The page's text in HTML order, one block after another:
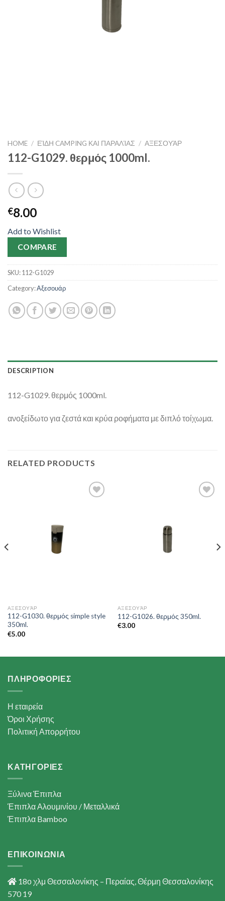
HOME / ΕΊΔΗ CAMPING ΚΑΙ ΠΑΡΑΛΊΑΣ / ΑΞΕΣΟΥΆΡ
112-G1029. θερμός 1000ml.
€8.00
Add to Wishlist
COMPARE
SKU:112-G1029
Category:Αξεσουάρ
DESCRIPTION
112-G1029. θερμός 1000ml.
ανοξείδωτο για ζεστά και κρύα ροφήματα με διπλό τοίχωμα.
RELATED PRODUCTS
ΑΞΕΣΟΥΆΡ
112-G1030. θερμός simple style
350ml.
€5.00
ΑΞΕΣΟΥΆΡ
112-G1026. θερμός 350ml.
€3.00
ΠΛΗΡΟΦΟΡΙΕΣ
Η εταιρεία
Όροι Χρήσης
Πολιτική Απορρήτου
ΚΑΤΗΓΟΡΙΕΣ
Ξύλινα Έπιπλα
Έπιπλα Αλουμινίου / Μεταλλικά
Έπιπλα Bamboo
ΕΠΙΚΟΙΝΩΝΙΑ
18ο χλμ Θεσσαλονίκης – Περαίας, Θέρμη Θεσσαλονίκης
570 19